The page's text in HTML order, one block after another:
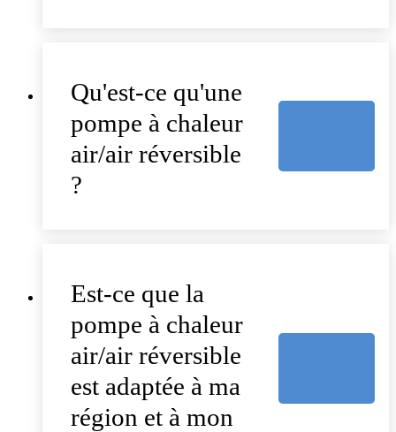
Qu'est-ce qu'une
pompe à chaleur
air/air réversible
?
Est-ce que la
pompe à chaleur
air/air réversible
est adaptée à ma
région et à mon